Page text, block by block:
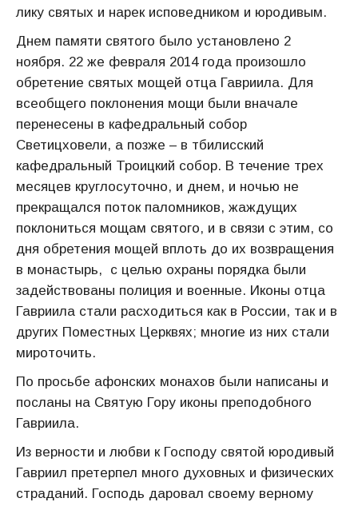
лику святых и нарек исповедником и юродивым.
Днем памяти святого было установлено 2
ноября. 22 же февраля 2014 года произошло
обретение святых мощей отца Гавриила. Для
всеобщего поклонения мощи были вначале
перенесены в кафедральный собор
Светицховели, а позже – в тбилисский
кафедральный Троицкий собор. В течение трех
месяцев круглосуточно, и днем, и ночью не
прекращался поток паломников, жаждущих
поклониться мощам святого, и в связи с этим, со
дня обретения мощей вплоть до их возвращения
в монастырь, с целью охраны порядка были
задействованы полиция и военные. Иконы отца
Гавриила стали расходиться как в России, так и в
других Поместных Церквях; многие из них стали
мироточить.
По просьбе афонских монахов были написаны и
посланы на Святую Гору иконы преподобного
Гавриила.
Из верности и любви к Господу святой юродивый
Гавриил претерпел много духовных и физических
страданий. Господь даровал своему верному